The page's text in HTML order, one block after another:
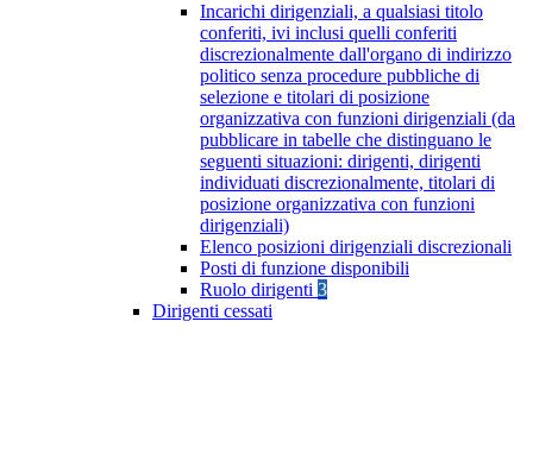
Incarichi dirigenziali, a qualsiasi titolo
conferiti, ivi inclusi quelli conferiti
discrezionalmente dall'organo di indirizzo
politico senza procedure pubbliche di
selezione e titolari di posizione
organizzativa con funzioni dirigenziali (da
pubblicare in tabelle che distinguano le
seguenti situazioni: dirigenti, dirigenti
individuati discrezionalmente, titolari di
posizione organizzativa con funzioni
dirigenziali)
Elenco posizioni dirigenziali discrezionali
Posti di funzione disponibili
Ruolo dirigenti 3
Dirigenti cessati